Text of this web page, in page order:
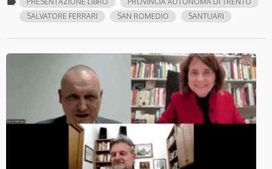
SALVATORE FERRARI
SAN ROMEDIO SANTUARI